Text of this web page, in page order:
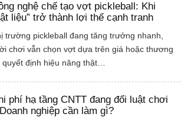
nghệ chế tạo vợt pickleball: Khi
liệu” trở thành lợi thế cạnh tranh
trường pickleball đang tăng trưởng nhanh,
chơi vẫn chọn vợt dựa trên giá hoặc thương
định hiệu năng thật…
phí hạ tầng CNTT đang đổi luật chơi
nghiệp cần làm gì?